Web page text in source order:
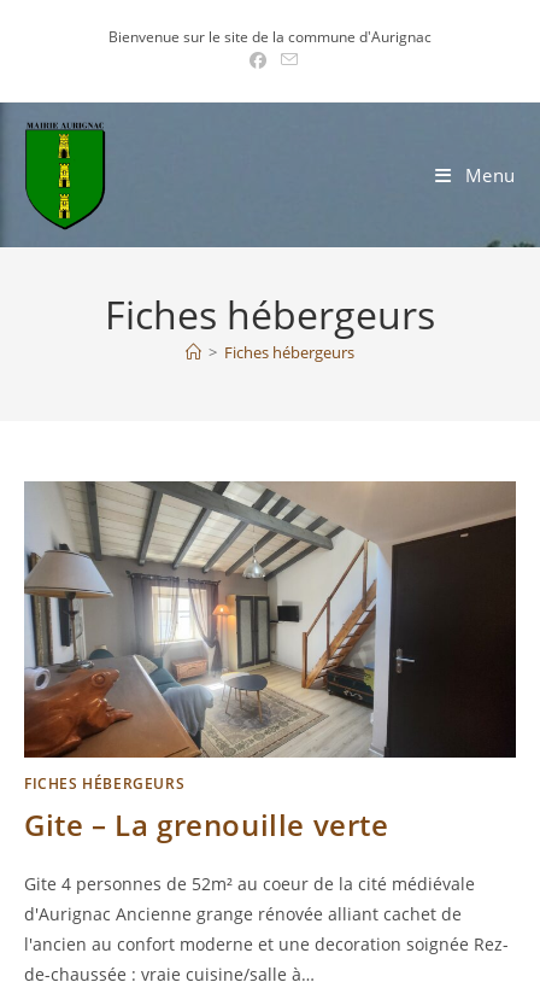
Bienvenue sur le site de la commune d'Aurignac
Menu
Fiches hébergeurs
> Fiches hébergeurs
FICHES HÉBERGEURS
Gite – La grenouille verte
Gite 4 personnes de 52m² au coeur de la cité médiévale
d'Aurignac Ancienne grange rénovée alliant cachet de
l'ancien au confort moderne et une decoration soignée Rez-
de-chaussée : vraie cuisine/salle à…